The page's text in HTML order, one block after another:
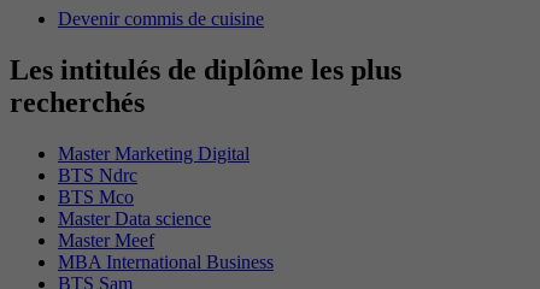
Devenir commis de cuisine
Les intitulés de diplôme les plus
recherchés
Master Marketing Digital
BTS Ndrc
BTS Mco
Master Data science
Master Meef
MBA International Business
BTS Sam